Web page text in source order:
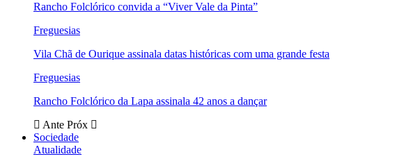
Rancho Folclórico convida a “Viver Vale da Pinta”
Freguesias
Vila Chã de Ourique assinala datas históricas com uma grande festa
Freguesias
Rancho Folclórico da Lapa assinala 42 anos a dançar
Ante Próx
Sociedade
Atualidade